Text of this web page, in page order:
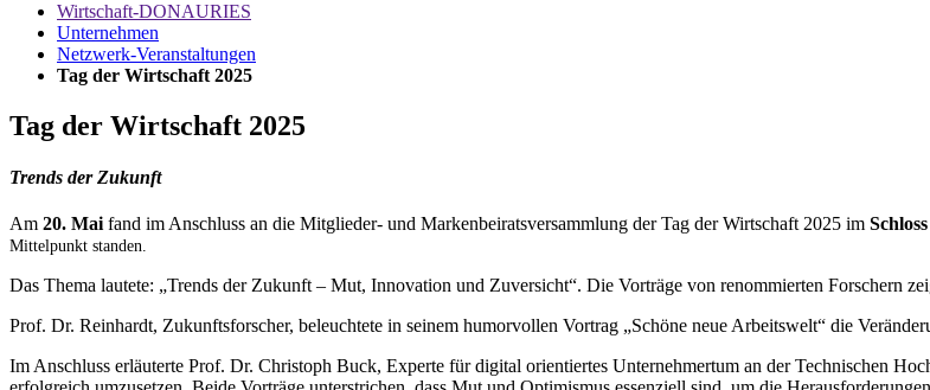
Wirtschaft-DONAURIES
Unternehmen
Netzwerk-Veranstaltungen
Tag der Wirtschaft 2025
Tag der Wirtschaft 2025
Trends der Zukunft
Am 20. Maifand im Anschluss an die Mitglieder- und Markenbeiratsversammlung der Tag der Wirtschaft 2025 im
Mittelpunkt standen.
Das Thema lautete: „Trends der Zukunft – Mut, Innovation und Zuversicht“. Die Vorträge von renommierten Forschern
Prof. Dr. Reinhardt, Zukunftsforscher, beleuchtete in seinem humorvollen Vortrag „Schöne neue Arbeitswelt“ die
Im Anschluss erläuterte Prof. Dr. Christoph Buck, Experte für digital orientiertes Unternehmertum an der Technischen